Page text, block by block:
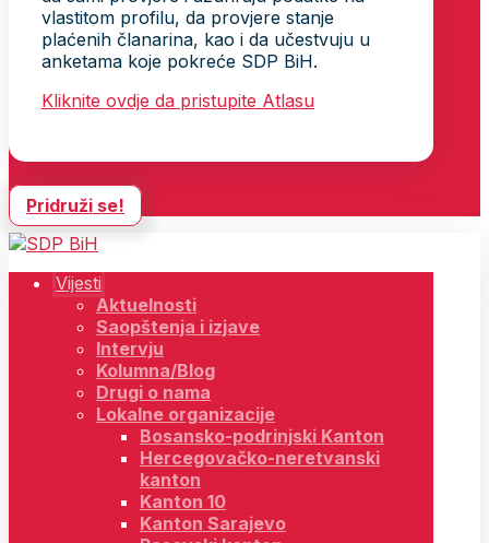
vlastitom profilu, da provjere stanje
plaćenih članarina, kao i da učestvuju u
anketama koje pokreće SDP BiH.
Kliknite ovdje da pristupite Atlasu
Pridruži se!
Vijesti
Aktuelnosti
Saopštenja i izjave
Intervju
Kolumna/Blog
Drugi o nama
Lokalne organizacije
Bosansko-podrinjski Kanton
Hercegovačko-neretvanski
kanton
Kanton 10
Kanton Sarajevo